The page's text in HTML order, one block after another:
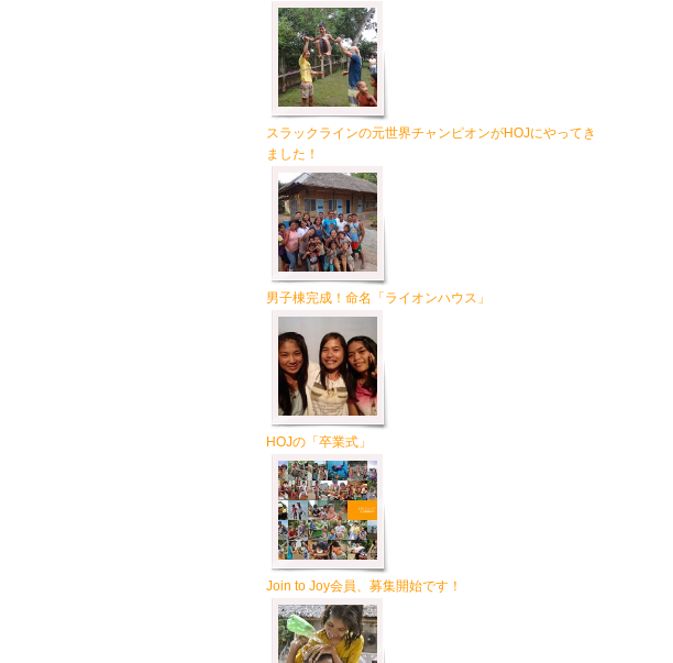
スラックラインの元世界チャンピオンがHOJにやってき
ました！
男子棟完成！命名「ライオンハウス」
HOJの「卒業式」
Join to Joy会員、募集開始です！